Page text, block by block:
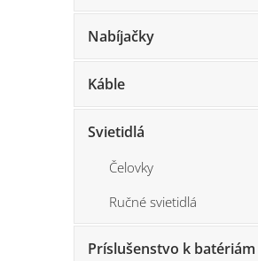
Nabíjačky
Káble
Svietidlá
Čelovky
Ručné svietidlá
Príslušenstvo k batériám